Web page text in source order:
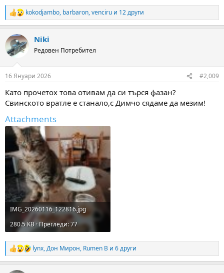
R
e
c
t
i
s
kokodjambo, barbaron,venciru и 12 други
Niki
Редовен Потребител
16 Януари 2026 #2,009
Като прочетох това отивам да си търся фазан?
Свинското вратле е станало,с Димчо сядаме да мезим!
Attachments
IMG_20260116_122816.jpg
280.5 KB · Прегледи: 77
R
e
lynx,Дон Мирон, Rumen B и 6 други